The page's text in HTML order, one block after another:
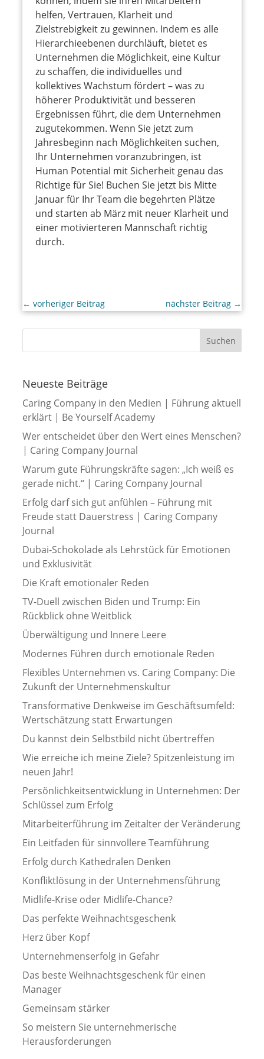
helfen, Vertrauen, Klarheit und
Zielstrebigkeit zu gewinnen. Indem es alle
Hierarchieebenen durchläuft, bietet es
Unternehmen die Möglichkeit, eine Kultur
zu schaffen, die individuelles und
kollektives Wachstum fördert – was zu
höherer Produktivität und besseren
Ergebnissen führt, die dem Unternehmen
zugutekommen. Wenn Sie jetzt zum
Jahresbeginn nach Möglichkeiten suchen,
Ihr Unternehmen voranzubringen, ist
Human Potential mit Sicherheit genau das
Richtige für Sie! Buchen Sie jetzt bis Mitte
Januar für Ihr Team die begehrten Plätze
und starten ab März mit neuer Klarheit und
einer motivierteren Mannschaft richtig
durch.
← vorheriger Beitrag nächster Beitrag →
Neueste Beiträge
Caring Company in den Medien | Führung aktuell
erklärt | Be Yourself Academy
Wer entscheidet über den Wert eines Menschen?
| Caring Company Journal
Warum gute Führungskräfte sagen: „Ich weiß es
gerade nicht.“ | Caring Company Journal
Erfolg darf sich gut anfühlen – Führung mit
Freude statt Dauerstress | Caring Company
Journal
Dubai-Schokolade als Lehrstück für Emotionen
und Exklusivität
Die Kraft emotionaler Reden
TV-Duell zwischen Biden und Trump: Ein
Rückblick ohne Weitblick
Überwältigung und Innere Leere
Modernes Führen durch emotionale Reden
Flexibles Unternehmen vs. Caring Company: Die
Zukunft der Unternehmenskultur
Transformative Denkweise im Geschäftsumfeld:
Wertschätzung statt Erwartungen
Du kannst dein Selbstbild nicht übertreffen
Wie erreiche ich meine Ziele? Spitzenleistung im
neuen Jahr!
Persönlichkeitsentwicklung in Unternehmen: Der
Schlüssel zum Erfolg
Mitarbeiterführung im Zeitalter der Veränderung
Ein Leitfaden für sinnvollere Teamführung
Erfolg durch Kathedralen Denken
Konfliktlösung in der Unternehmensführung
Midlife-Krise oder Midlife-Chance?
Das perfekte Weihnachtsgeschenk
Herz über Kopf
Unternehmenserfolg in Gefahr
Das beste Weihnachtsgeschenk für einen
Manager
Gemeinsam stärker
So meistern Sie unternehmerische
Herausforderungen